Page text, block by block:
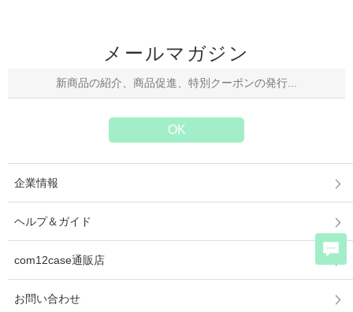
メールマガジン
企業情報
ヘルプ＆ガイド
com12case通販店
お問い合わせ